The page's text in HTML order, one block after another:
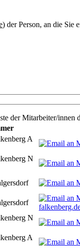
) der Person, an die Sie
der Mitarbeiter/innen
A
N
N
A